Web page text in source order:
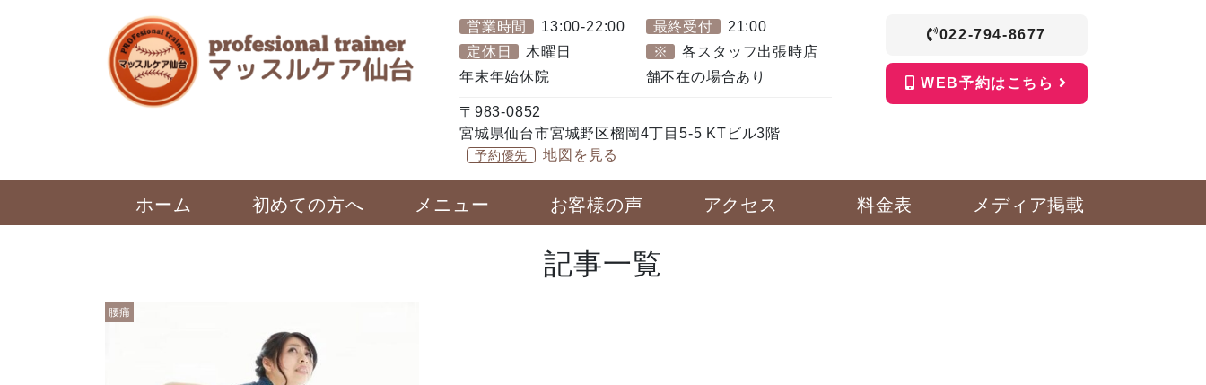
営業時間 13:00-22:00 最終受付
21:00
定休日
木曜日
年末年始休院
※
各スタッフ出張時店
舗不在の場合あり
〒983-0852
宮城県仙台市宮城野区榴岡4丁目5-5 KTビル3階
予約優先 地図を見る
022-794-8677
WEB予約はこちら
ホーム 初めての方へ メニュー お客様の声 アクセス 料金表 メディア掲載
記事一覧
腰痛